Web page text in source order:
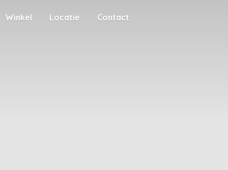
Winkel Locatie Contact